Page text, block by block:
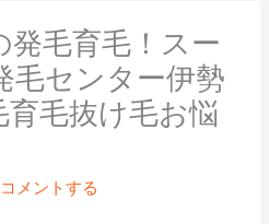
毛育毛！スー
毛センター伊勢
毛抜け毛お悩
コメントする